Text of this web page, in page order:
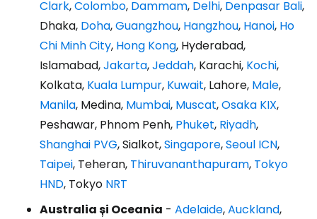
Clark,Colombo, Dammam, Delhi, Denpasar Bali,
Dhaka, Doha,Guangzhou, Hangzhou, Hanoi, Ho
Chi Minh City, Hong Kong, Hyderabad,
Islamabad,Jakarta,Jeddah, Karachi, Kochi,
Kolkata, Kuala Lumpur, Kuwait, Lahore, Male,
Manila, Medina, Mumbai, Muscat,Osaka KIX,
Peshawar, Phnom Penh, Phuket, Riyadh,
Shanghai PVG, Sialkot,Singapore,Seoul ICN,
Taipei, Teheran, Thiruvananthapuram, Tokyo
HND, Tokyo NRT
Australia și Oceania - Adelaide,Auckland,